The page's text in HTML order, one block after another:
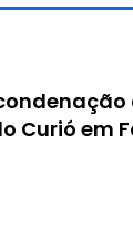
Curió em